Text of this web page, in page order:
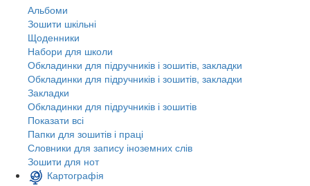
Альбоми
Зошити шкільні
Щоденники
Набори для школи
Обкладинки для підручників і зошитів, закладки
Обкладинки для підручників і зошитів, закладки
Закладки
Обкладинки для підручників і зошитів
Показати всі
Папки для зошитів і праці
Словники для запису іноземних слів
Зошити для нот
Картографія